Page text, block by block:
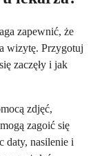
zapewnić, że
wizytę. Przygotuj
zaczęły i jak
zdjęć,
zagoić się
daty, nasilenie i